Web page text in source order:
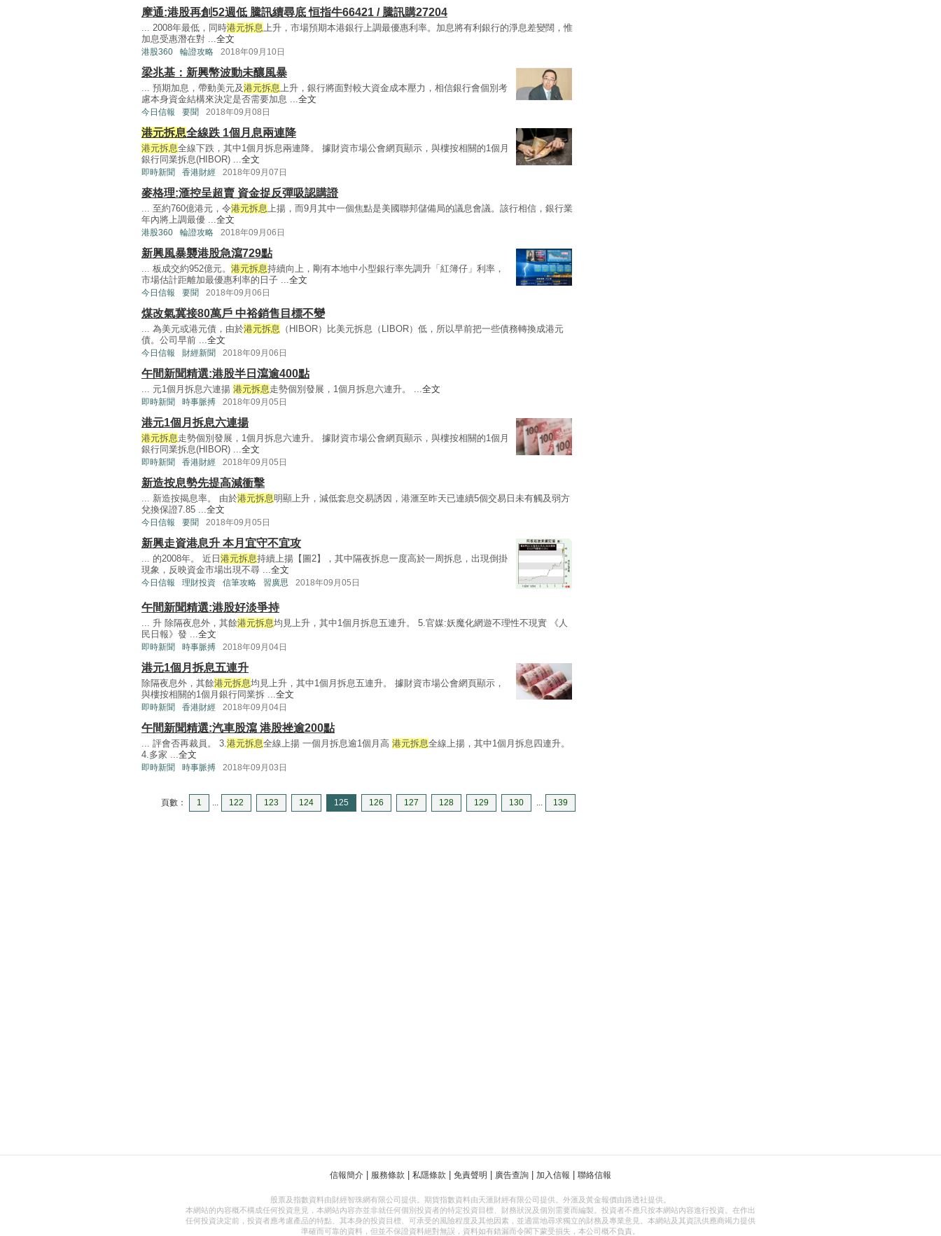
摩通:港股再創52週低 騰訊續尋底 恒指牛66421 / 騰訊購27204
... 2008年最低，同時港元拆息上升，市場預期本港銀行上調最優惠利率。加息將有利銀行的淨息差變闊，惟
加息受惠潛在對 ...全文
港股360 輪證攻略 2018年09月10日
梁兆基：新興幣波動未釀風暴
... 預期加息，帶動美元及港元拆息上升，銀行將面對較大資金成本壓力，相信銀行會個別考
慮本身資金結構來決定是否需要加息 ...全文
今日信報 要聞 2018年09月08日
港元拆息全線跌 1個月息兩連降
港元拆息全線下跌，其中1個月拆息兩連降。 據財資市場公會網頁顯示，與樓按相關的1個月
銀行同業拆息(HIBOR) ...全文
即時新聞 香港財經 2018年09月07日
麥格理:滙控呈超賣 資金捉反彈吸認購證
... 至約760億港元，令港元拆息上揚，而9月其中一個焦點是美國聯邦儲備局的議息會議。該行相信，銀行業
年內將上調最優 ...全文
港股360 輪證攻略 2018年09月06日
新興風暴襲港股急瀉729點
... 板成交約952億元。 港元拆息持續向上，剛有本地中小型銀行率先調升「紅簿仔」利率，
市場估計距離加最優惠利率的日子 ...全文
今日信報 要聞 2018年09月06日
煤改氣冀接80萬戶 中裕銷售目標不變
... 為美元或港元債，由於港元拆息 （HIBOR）比美元拆息（LIBOR）低，所以早前把一些債務轉換成港元
債。公司早前 ...全文
今日信報 財經新聞 2018年09月06日
午間新聞精選:港股半日瀉逾400點
... 元1個月拆息六連揚 港元拆息走勢個別發展，1個月拆息六連升。 ...全文
即時新聞 時事脈搏 2018年09月05日
港元1個月拆息六連揚
港元拆息走勢個別發展，1個月拆息六連升。 據財資市場公會網頁顯示，與樓按相關的1個月
銀行同業拆息(HIBOR) ...全文
即時新聞 香港財經 2018年09月05日
新造按息勢先提高減衝擊
... 新造按揭息率。 由於港元拆息明顯上升，減低套息交易誘因，港滙至昨天已連續5個交易日未有觸及弱方
兌換保證7.85 ...全文
今日信報 要聞 2018年09月05日
新興走資港息升 本月宜守不宜攻
... 的2008年。 近日 港元拆息持續上揚【圖2】，其中隔夜拆息一度高於一周拆息，出現倒掛
現象，反映資金市場出現不尋 ...全文
今日信報 理財投資 信筆攻略 習廣思 2018年09月05日
午間新聞精選:港股好淡爭持
... 升 除隔夜息外，其餘港元拆息均見上升，其中1個月拆息五連升。 5.官媒:妖魔化網遊不理性不現實 《人
民日報》發 ... 全文
即時新聞 時事脈搏 2018年09月04日
港元1個月拆息五連升
除隔夜息外，其餘港元拆息均見上升，其中1個月拆息五連升。 據財資市場公會網頁顯示，
與樓按相關的1個月銀行同業拆 ... 全文
即時新聞 香港財經 2018年09月04日
午間新聞精選:汽車股瀉 港股挫逾200點
... 評會否再裁員。 3. 港元拆息全線上揚 一個月拆息逾1個月高 港元拆息全線上揚，其中1個月拆息四連升。
4.多家 ... 全文
即時新聞 時事脈搏 2018年09月03日
頁數： 1 122 123 124 125 126 127 128 129 130 139
信報簡介 | 服務條款 | 私隱條款 | 免責聲明 | 廣告查詢 | 加入信報 | 聯絡信報
股票及指數資料由財經智珠網有限公司提供。期貨指數資料由天滙財經有限公司提供。外滙及黃金報價由路透社提供。
本網站的內容概不構成任何投資意見，本網站內容亦並非就任何個別投資者的特定投資目標、財務狀況及個別需要而編製。投資者不應只按本網站內容進行投資。在作出
任何投資決定前，投資者應考慮產品的特點、其本身的投資目標、可承受的風險程度及其他因素，並適當地尋求獨立的財務及專業意見。本網站及其資訊供應商竭力提供
準確而可靠的資料，但並不保證資料絕對無誤，資料如有錯漏而令閣下蒙受損失，本公司概不負責。